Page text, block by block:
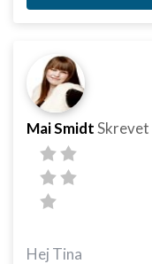
Mai SmidtSkrevet
Hej Tina